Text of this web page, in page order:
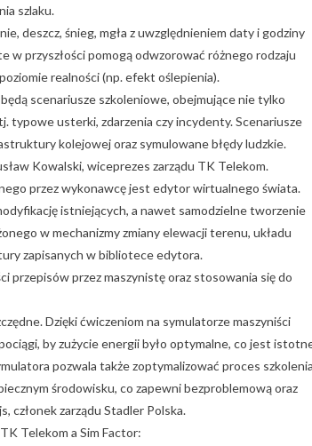
szlaku.
deszcz, śnieg, mgła z uwzględnieniem daty i godziny
w przyszłości pomogą odwzorować różnego rodzaju
realności (np. efekt oślepienia).
scenariusze szkoleniowe, obejmujące nie tylko
typowe usterki, zdarzenia czy incydenty. Scenariusze
kolejowej oraz symulowane błędy ludzkie.
Kowalski, wiceprezes zarządu TK Telekom.
przez wykonawcę jest edytor wirtualnego świata.
istniejących, a nawet samodzielne tworzenie
w mechanizmy zmiany elewacji terenu, układu
zapisanych w bibliotece edytora.
przepisów przez maszynistę oraz stosowania się do
Dzięki ćwiczeniom na symulatorze maszyniści
by zużycie energii było optymalne, co jest
pozwala także zoptymalizować proces
środowisku, co zapewni bezproblemową oraz
członek zarządu Stadler Polska.
Telekom a Sim Factor: